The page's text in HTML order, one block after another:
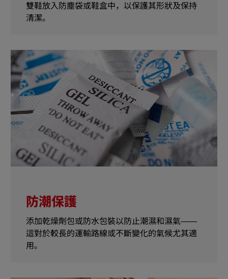
雙鞋放入防塵袋或鞋盒中，以保護其形狀及保持
清潔。
防潮保護
添加乾燥劑包或防水包裝以防止潮濕和濕氣——
這對於較長的運輸路線或不斷變化的氣候尤其適
用。